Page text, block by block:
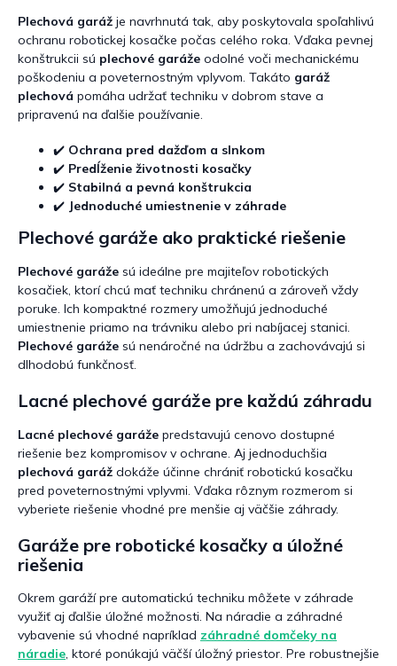
y
v
ý
p
i
s
Plechová garáž je navrhnutá tak, aby poskytovala spoľahlivú
ochranu robotickej kosačke počas celého roka. Vďaka pevnej
konštrukcii sú plechové garáže odolné voči mechanickému
poškodeniu a poveternostným vplyvom. Takáto garáž
plechová pomáha udržať techniku v dobrom stave a
pripravenú na ďalšie používanie.
✔️ Ochrana pred dažďom a slnkom
✔️ Predĺženie životnosti kosačky
✔️ Stabilná a pevná konštrukcia
✔️ Jednoduché umiestnenie v záhrade
Plechové garáže ako praktické riešenie
Plechové garáže sú ideálne pre majiteľov robotických
kosačiek, ktorí chcú mať techniku chránenú a zároveň vždy
poruke. Ich kompaktné rozmery umožňujú jednoduché
umiestnenie priamo na trávniku alebo pri nabíjacej stanici.
Plechové garáže sú nenáročné na údržbu a zachovávajú si
dlhodobú funkčnosť.
Lacné plechové garáže pre každú záhradu
Lacné plechové garáže predstavujú cenovo dostupné
riešenie bez kompromisov v ochrane. Aj jednoduchšia
plechová garáž dokáže účinne chrániť robotickú kosačku
pred poveternostnými vplyvmi. Vďaka rôznym rozmerom si
vyberiete riešenie vhodné pre menšie aj väčšie záhrady.
Garáže pre robotické kosačky a úložné
riešenia
Okrem garáží pre automatickú techniku môžete v záhrade
využiť aj ďalšie úložné možnosti. Na náradie a záhradné
vybavenie sú vhodné napríklad záhradné domčeky na
náradie, ktoré ponúkajú väčší úložný priestor. Pre robustnejšie